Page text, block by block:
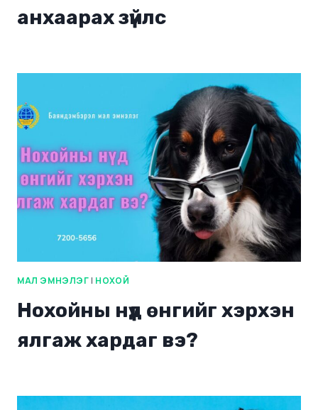
анхаарах зүйлс
МАЛ ЭМНЭЛЭГ | НОХОЙ
Нохойны нүд өнгийг хэрхэн
ялгаж хардаг вэ?